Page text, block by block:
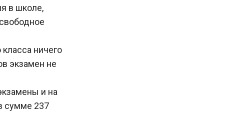
в школе,
ничего
экзамен не
и на
сумме 237